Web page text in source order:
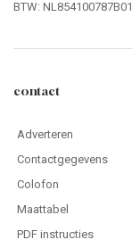
BTW: NL854100787B01
contact
Adverteren
Contactgegevens
Colofon
Maattabel
PDF instructies